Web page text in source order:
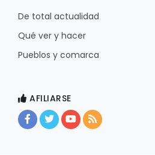
De total actualidad
Qué ver y hacer
Pueblos y comarca
AFILIARSE